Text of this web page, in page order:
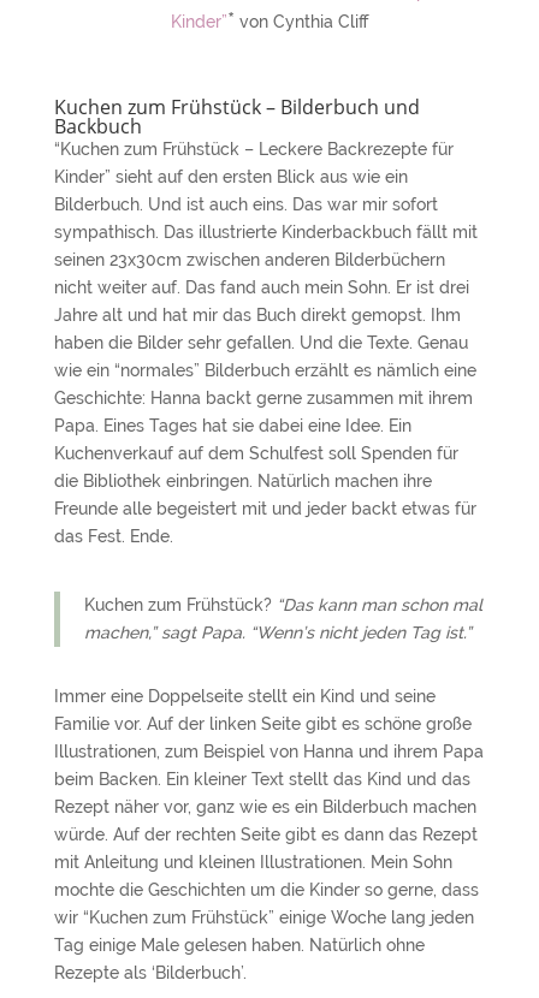
Kinder”* von Cynthia Cliff
Kuchen zum Frühstück – Bilderbuch und
Backbuch
“Kuchen zum Frühstück – Leckere Backrezepte für
Kinder” sieht auf den ersten Blick aus wie ein
Bilderbuch. Und ist auch eins. Das war mir sofort
sympathisch. Das illustrierte Kinderbackbuch fällt mit
seinen 23x30cm zwischen anderen Bilderbüchern
nicht weiter auf. Das fand auch mein Sohn. Er ist drei
Jahre alt und hat mir das Buch direkt gemopst. Ihm
haben die Bilder sehr gefallen. Und die Texte. Genau
wie ein “normales” Bilderbuch erzählt es nämlich eine
Geschichte: Hanna backt gerne zusammen mit ihrem
Papa. Eines Tages hat sie dabei eine Idee. Ein
Kuchenverkauf auf dem Schulfest soll Spenden für
die Bibliothek einbringen. Natürlich machen ihre
Freunde alle begeistert mit und jeder backt etwas für
das Fest. Ende.
Kuchen zum Frühstück? “Das kann man schon mal
machen,” sagt Papa. “Wenn’s nicht jeden Tag ist.”
Immer eine Doppelseite stellt ein Kind und seine
Familie vor. Auf der linken Seite gibt es schöne große
Illustrationen, zum Beispiel von Hanna und ihrem Papa
beim Backen. Ein kleiner Text stellt das Kind und das
Rezept näher vor, ganz wie es ein Bilderbuch machen
würde. Auf der rechten Seite gibt es dann das Rezept
mit Anleitung und kleinen Illustrationen. Mein Sohn
mochte die Geschichten um die Kinder so gerne, dass
wir “Kuchen zum Frühstück” einige Woche lang jeden
Tag einige Male gelesen haben. Natürlich ohne
Rezepte als ‘Bilderbuch’.